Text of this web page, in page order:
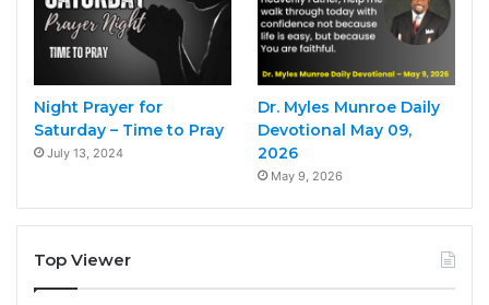
Night Prayer for
Saturday – Time to Pray
July 13, 2024
Dr. Myles Munroe Daily
Devotional May 09,
2026
May 9, 2026
Top Viewer